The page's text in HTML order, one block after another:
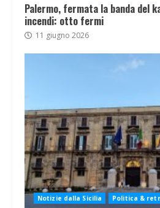
Palermo, fermata la banda del
incendi: otto fermi
11 giugno 2026
Notizie dalla Sicilia Politica &